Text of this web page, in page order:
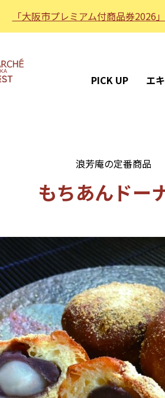
「大阪市プレミアム付商品券2026
PICK UP
エ
浪芳庵の定番商品
もちあんドー